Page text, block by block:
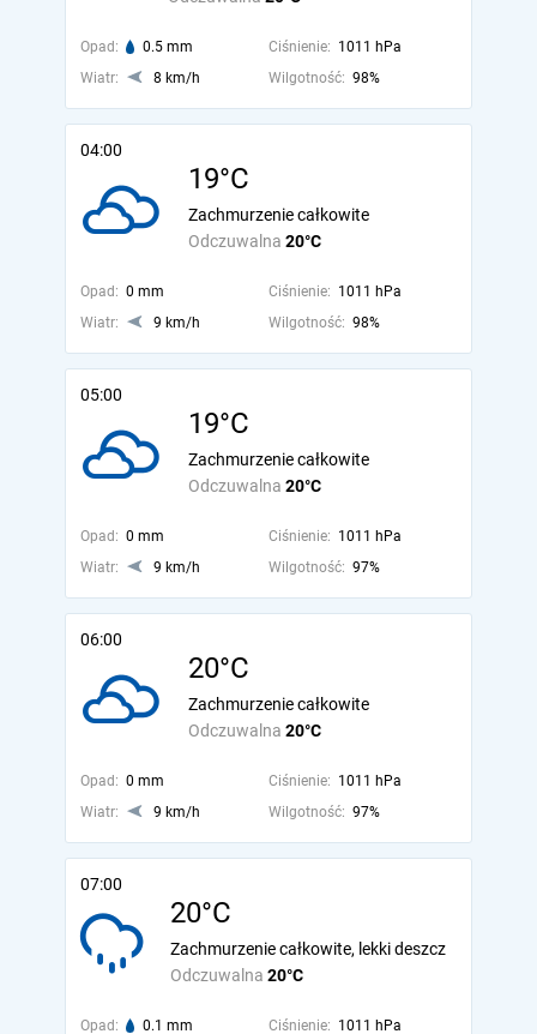
Opad: 0.5 mm Ciśnienie: 1011 hPa
Wiatr:
8 km/h Wilgotność: 98%
04:00
19°C
Odczuwalna 20°C
Zachmurzenie całkowite
Opad: 0 mm Ciśnienie: 1011 hPa
Wiatr:
9 km/h Wilgotność: 98%
05:00
19°C
Odczuwalna 20°C
Zachmurzenie całkowite
Opad: 0 mm Ciśnienie: 1011 hPa
Wiatr:
9 km/h Wilgotność: 97%
06:00
20°C
Odczuwalna 20°C
Zachmurzenie całkowite
Opad: 0 mm Ciśnienie: 1011 hPa
Wiatr:
9 km/h Wilgotność: 97%
07:00
20°C
Odczuwalna 20°C
Zachmurzenie całkowite, lekki deszcz
Opad: 0.1 mm Ciśnienie: 1011 hPa